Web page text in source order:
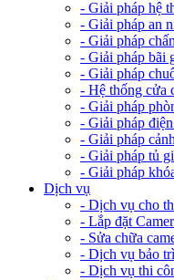
- Giải pháp hệ
- Giải pháp an
- Giải pháp
- Giải pháp bãi
- Giải pháp
- Hệ thống cửa
- Giải pháp
- Giải pháp
- Giải pháp
- Giải pháp tủ
- Giải pháp
Dịch vụ
- Dịch vụ cho
- Lắp đặt
- Sửa chữa
- Dịch vụ bảo
- Dịch vụ thi